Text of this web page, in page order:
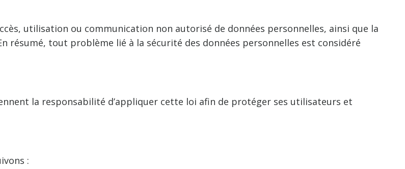
utilisation ou communication non autorisé de données personnelles, ainsi que la
résumé, tout problème lié à la sécurité des données personnelles est considéré
la responsabilité d’appliquer cette loi afin de protéger ses utilisateurs et
: